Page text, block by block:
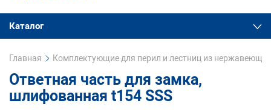
Каталог
Главная Комплектующие для перил и лестниц из
Ответная часть для замка,
шлифованная t154 SSS